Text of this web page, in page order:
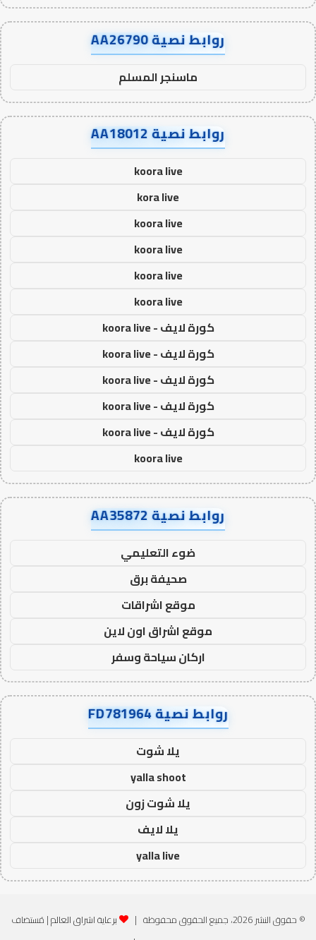
روابط نصية AA26790
ماسنجر المسلم
روابط نصية AA18012
koora live
kora live
koora live
koora live
koora live
koora live
كورة لايف - koora live
كورة لايف - koora live
كورة لايف - koora live
كورة لايف - koora live
كورة لايف - koora live
koora live
روابط نصية AA35872
ضوء التعليمي
صحيفة برق
موقع اشراقات
موقع اشراق اون لاين
اركان سياحة وسفر
روابط نصية FD781964
يلا شوت
yalla shoot
يلا شوت زون
يلا لايف
yalla live
© حقوق النشر 2026، جميع الحقوق محفوظة | برعاية اشراق العالم| مُستضاف